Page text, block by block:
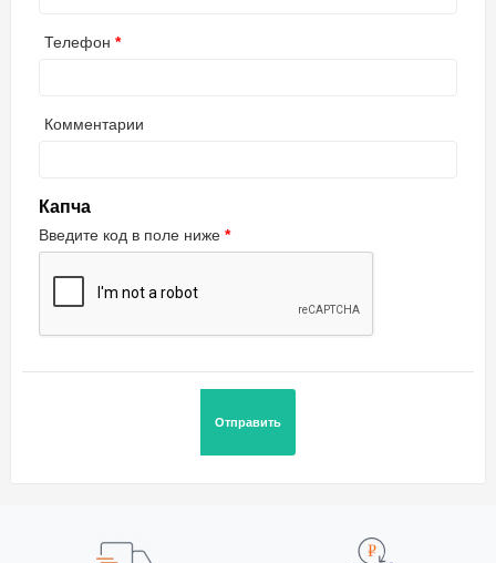
Телефон
Комментарии
Капча
Введите код в поле ниже